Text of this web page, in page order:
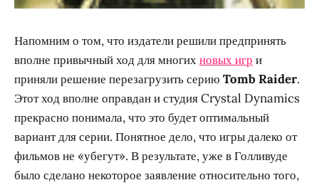
Напомним о том, что издатели решили предпринять
вполне привычный ход для многихновых игр и
приняли решение перезагрузить серию Tomb Raider.
Этот ход вполне оправдан и студия Crystal Dynamics
прекрасно понимала, что это будет оптимальный
вариант для серии. Понятное дело, что игры далеко от
фильмов не «убегут». В результате, уже в Голливуде
было сделано некоторое заявление относительно того,